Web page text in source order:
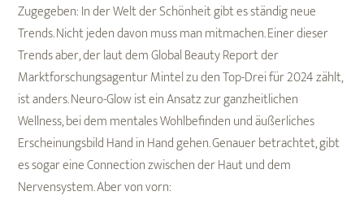
Zugegeben: In der Welt der Schönheit gibt es ständig neue
Trends. Nicht jeden davon muss man mitmachen. Einer dieser
Trends aber, der laut dem Global Beauty Report der
Marktforschungsagentur Mintel zu den Top-Drei für 2024 zählt,
ist anders. Neuro-Glow ist ein Ansatz zur ganzheitlichen
Wellness, bei dem mentales Wohlbefinden und äußerliches
Erscheinungsbild Hand in Hand gehen. Genauer betrachtet, gibt
es sogar eine Connection zwischen der Haut und dem
Nervensystem. Aber von vorn: